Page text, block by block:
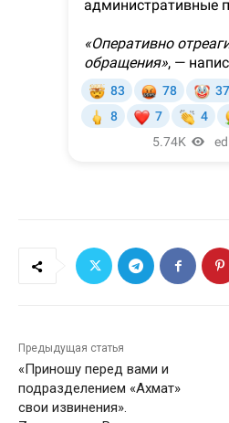
Предыдущая статья
«Приношу перед вами и
подразделением «Ахмат»
свои извинения».